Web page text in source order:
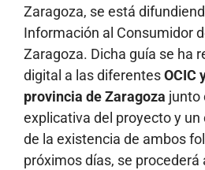
Zaragoza, se está
Información al Consumidor
Zaragoza. Dicha guía se ha
digital a las diferentesOCIC
provincia de Zaragoza junto
explicativa del proyecto y
de la existencia de ambos
próximos días, se procederá